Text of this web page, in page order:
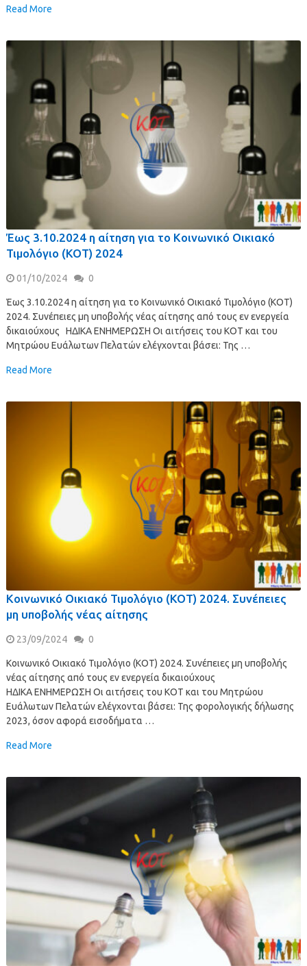
Read More
Έως 3.10.2024 η αίτηση για το Κοινωνικό Οικιακό
Τιμολόγιο (ΚΟΤ) 2024
01/10/2024 0
Έως 3.10.2024 η αίτηση για το Κοινωνικό Οικιακό Τιμολόγιο (ΚΟΤ)
2024. Συνέπειες μη υποβολής νέας αίτησης από τους εν ενεργεία
δικαιούχους ΗΔΙΚΑ ΕΝΗΜΕΡΩΣΗ Οι αιτήσεις του ΚΟΤ και του
Μητρώου Ευάλωτων Πελατών ελέγχονται βάσει: Της …
Read More
Κοινωνικό Οικιακό Τιμολόγιο (ΚΟΤ) 2024. Συνέπειες
μη υποβολής νέας αίτησης
23/09/2024 0
Κοινωνικό Οικιακό Τιμολόγιο (ΚΟΤ) 2024. Συνέπειες μη υποβολής
νέας αίτησης από τους εν ενεργεία δικαιούχους
ΗΔΙΚΑ ΕΝΗΜΕΡΩΣΗ Οι αιτήσεις του ΚΟΤ και του Μητρώου
Ευάλωτων Πελατών ελέγχονται βάσει: Της φορολογικής δήλωσης
2023, όσον αφορά εισοδήματα …
Read More